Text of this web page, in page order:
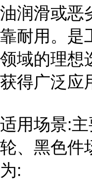
油润滑或恶
靠耐用。是
领域的理想
获得广泛应
适用场景:
轮、黑色件
为: